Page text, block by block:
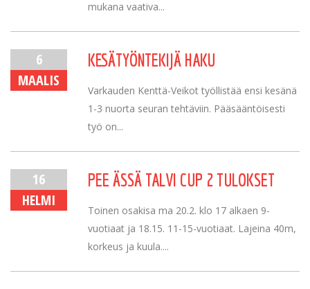
mukana vaativa...
6
MAALIS
KESÄTYÖNTEKIJÄ HAKU
Varkauden Kenttä-Veikot työllistää ensi kesänä
1-3 nuorta seuran tehtäviin. Pääsääntöisesti
työ on...
16
HELMI
PEE ÄSSÄ TALVI CUP 2 TULOKSET
Toinen osakisa ma 20.2. klo 17 alkaen 9-
vuotiaat ja 18.15. 11-15-vuotiaat. Lajeina 40m,
korkeus ja kuula....